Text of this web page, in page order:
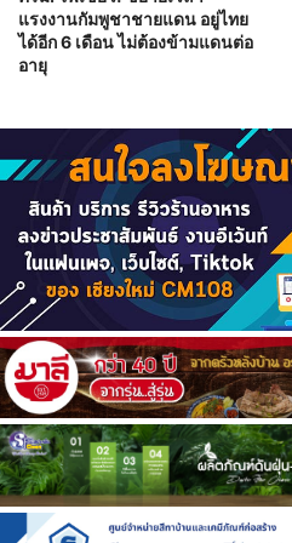
แรงงานกัมพูชาชายแดน อยู่ไทย
ได้อีก 6 เดือน ไม่ต้องข้ามแดนต่อ
อายุ